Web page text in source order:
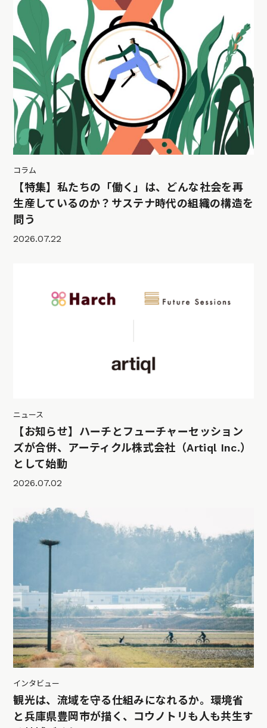
コラム
【特集】私たちの「働く」は、どんな社会を再
生産しているのか？サステナ時代の組織の構造を
問う
2026.07.22
ニュース
【お知らせ】ハーチとフューチャーセッション
ズが合併、アーティクル株式会社（Artiql Inc.）
として始動
2026.07.02
インタビュー
観光は、流域を守る仕組みになれるか。環境省
と兵庫県豊岡市が描く、コウノトリも人も共生す